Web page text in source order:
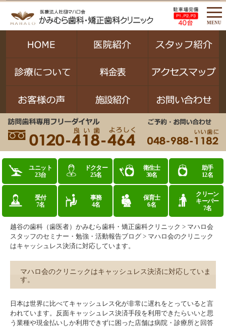
MENU
ユニット
23台
ドクター
25名
衛生士
30名
助手
12名
受付
7名
事務
4名
保育士
6名
クリーン
キーパー
7名
越谷の歯科（歯医者）かみむら歯科・矯正歯科クリニック > マハロ会
スタッフのセミナー・勉強・活動報告ブログ > マハロ会のクリニック
はキャッシュレス決済に対応しています。
マハロ会のクリニックはキャッシュレス決済に対応していま
す。
日本は世界に比べてキャッシュレス化が非常に遅れをとっていると言
われています。反面キャッシュレス決済手段を利用できたらいいと思
う業種や現金払いしか利用できずに困った店舗は病院・診療所と回答